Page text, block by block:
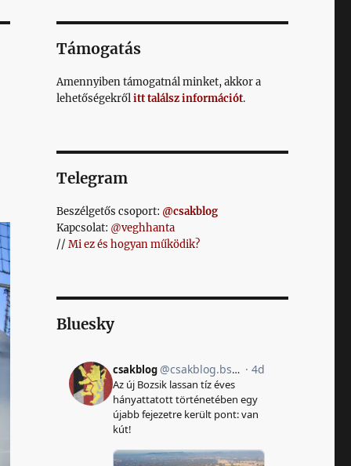
Támogatás
Amennyiben támogatnál minket, akkor a
lehetőségekrőlitt találsz információt.
Telegram
Beszélgetős csoport: @csakblog
Kapcsolat: @veghhanta
// Mi ez és hogyan működik?
Bluesky